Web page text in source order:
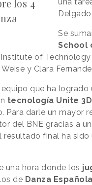
los 4
una
Se
School
of
y Clara
que ha
tecnología Unite 3D
Para darle un mayor
del BNE gracias a
resultado final ha
una hora donde los
de Danza Española